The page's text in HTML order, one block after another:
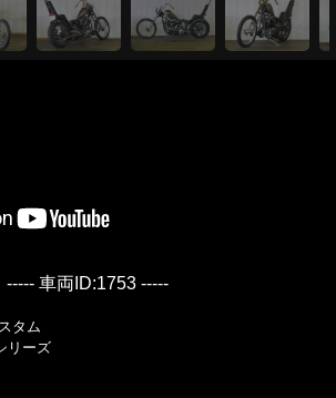
----- 車両ID:1753 -----
タム
リーズ